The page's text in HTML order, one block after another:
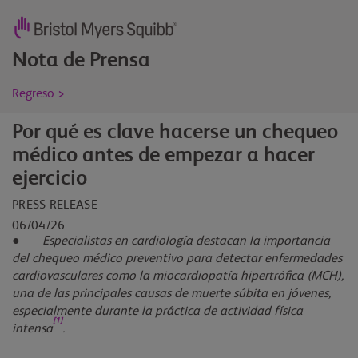
Nota de Prensa
Regreso >
Por qué es clave hacerse un chequeo
médico antes de empezar a hacer
ejercicio
PRESS RELEASE
06/04/26
● Especialistas en cardiología destacan la importancia
del chequeo médico preventivo para detectar enfermedades
cardiovasculares como la miocardiopatía hipertrófica (MCH),
una de las principales causas de muerte súbita en jóvenes,
especialmente durante la práctica de actividad física
intensa
[1]
.